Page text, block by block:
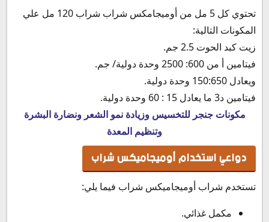
تحتوي كل 5 مل من أوميجامكس شراب شراب 120 مل علي
المكونات التالية:
زيت كبد الحوت 2.5 جم.
فيتامين أ من 600: 2500 وحدة دولية/ جم.
ويعادل 150:650 وحدة دولية.
فيتامين د3 ما يعادل 15 : 60 وحدة دولية.
مكونات جنجر للتخسيس وزيادة نمو الشعر ونضارة البشرة
وتنظيم المعدة
دواعي استخدام أوميجاميكس شراب
تستخدم شراب أوميجاميكس شراب فيما يلي:
مكمل غذائي.